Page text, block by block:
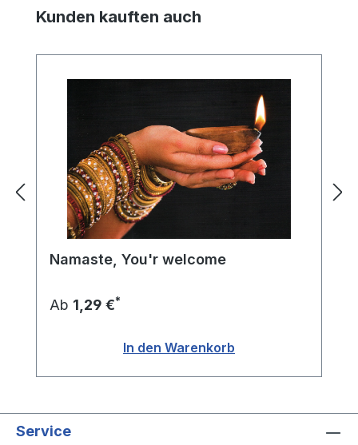
Produktgalerie überspringen
Kunden kauften auch
Namaste, You'r welcome
Ab 1,29 €*
In den Warenkorb
Service